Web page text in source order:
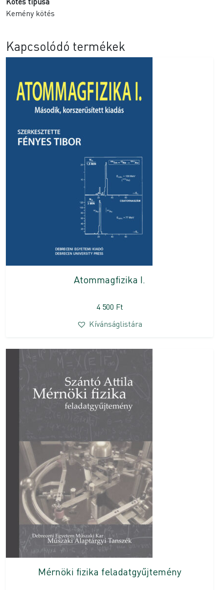
Kemény kötés
Kapcsolódó termékek
Atommagfizika I.
4 500 Ft
Kívánságlistára
Mérnöki fizika feladatgyűjtemény